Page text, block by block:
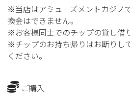
※当店はアミューズメントカジノ
換金はできません。
※お客様同士でのチップの貸し借
※チップのお持ち帰りはお断りし
ください。
ご購入